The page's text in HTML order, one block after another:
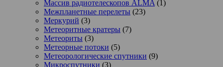
Массив радиотелескопов ALMA (1)
Межпланетные перелеты (23)
Меркурий (3)
Метеоритные кратеры (7)
Метеориты (3)
Метеорные потоки (5)
Метеорологические спутники (9)
Микроспутники (3)